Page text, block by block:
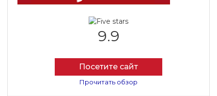
9.9
Посетите сайт
Прочитать обзор